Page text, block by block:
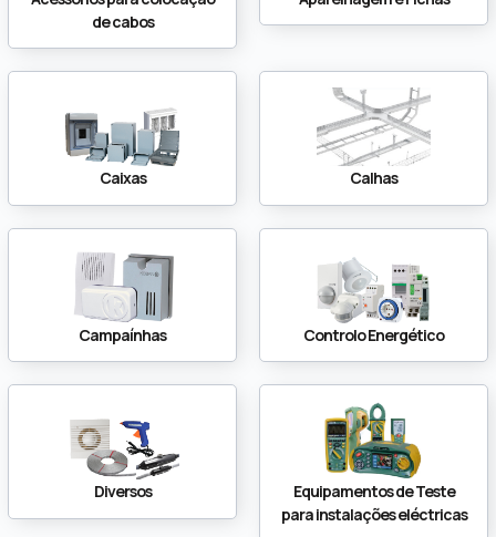
de cabos
Caixas Calhas
Campaínhas Controlo Energético
Diversos
Equipamentos de Teste
para instalações eléctricas